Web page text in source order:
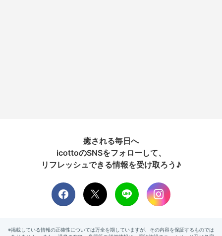
癒される毎日へ
icottoのSNSをフォローして、
リフレッシュできる情報を受け取ろう♪